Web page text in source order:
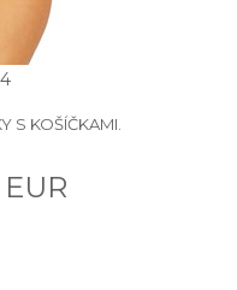
S KOŠÍČKAMI.